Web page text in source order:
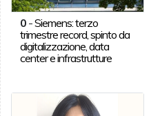
0-Siemens: terzo
trimestre record, spinto da
digitalizzazione, data
center e infrastrutture